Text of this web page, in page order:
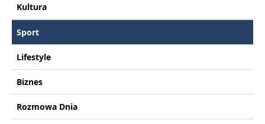
Kultura
Sport
Lifestyle
Biznes
Rozmowa Dnia